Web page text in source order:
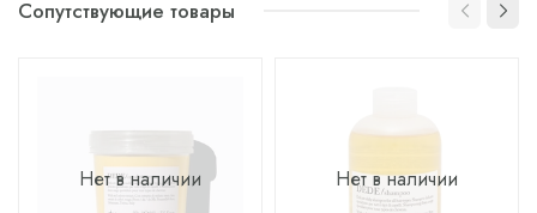
Сопутствующие товары
Нет в наличии Нет в наличии